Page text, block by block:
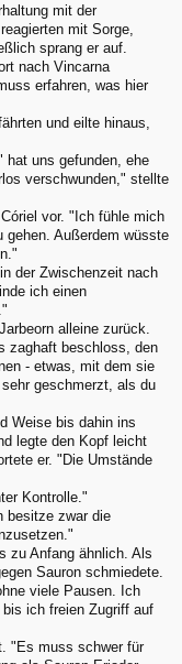
mit der
mit Sorge,
sprang er auf.
nach Vincarna
erfahren, was hier
und eilte hinaus,
hat uns gefunden, ehe
verschwunden," stellte
vor. "Ich fühle mich
gehen. Außerdem wüsste
der Zwischenzeit nach
ich einen
alleine zurück.
zaghaft beschloss, den
- etwas, mit dem sie
geschmerzt, als du
Weise bis dahin ins
legte den Kopf leicht
er. "Die Umstände
Kontrolle."
besitze zwar die
zu Anfang ähnlich. Als
Sauron schmiedete.
viele Pausen. Ich
ich freien Zugriff auf
"Es muss schwer für